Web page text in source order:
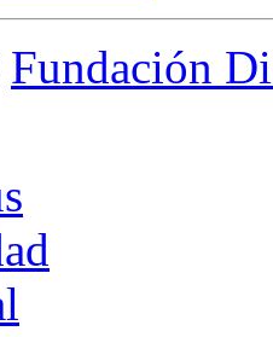
Fundación